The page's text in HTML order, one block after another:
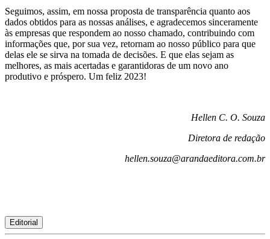
Seguimos, assim, em nossa proposta de transparência quanto aos
dados obtidos para as nossas análises, e agradecemos sinceramente
às empresas que respondem ao nosso chamado, contribuindo com
informações que, por sua vez, retornam ao nosso público para que
delas ele se sirva na tomada de decisões. E que elas sejam as
melhores, as mais acertadas e garantidoras de um novo ano
produtivo e próspero. Um feliz 2023!
Hellen C. O. Souza
Diretora de redação
hellen.souza@arandaeditora.com.br
Editorial